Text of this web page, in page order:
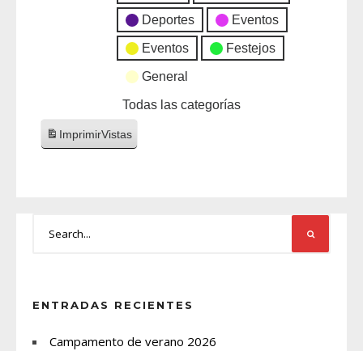
Deportes Eventos
Eventos Festejos
General
Todas las categorías
ImprimirVistas
ENTRADAS RECIENTES
Campamento de verano 2026